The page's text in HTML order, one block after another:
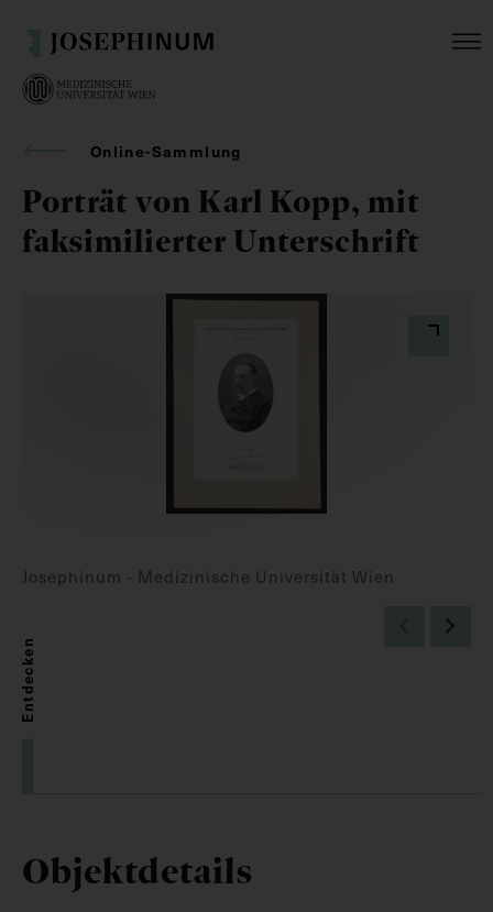
Online-Sammlung
Porträt von Karl Kopp, mit
faksimilierter Unterschrift
Josephinum - Medizinische Universität Wien
Entdecken
Objektdetails